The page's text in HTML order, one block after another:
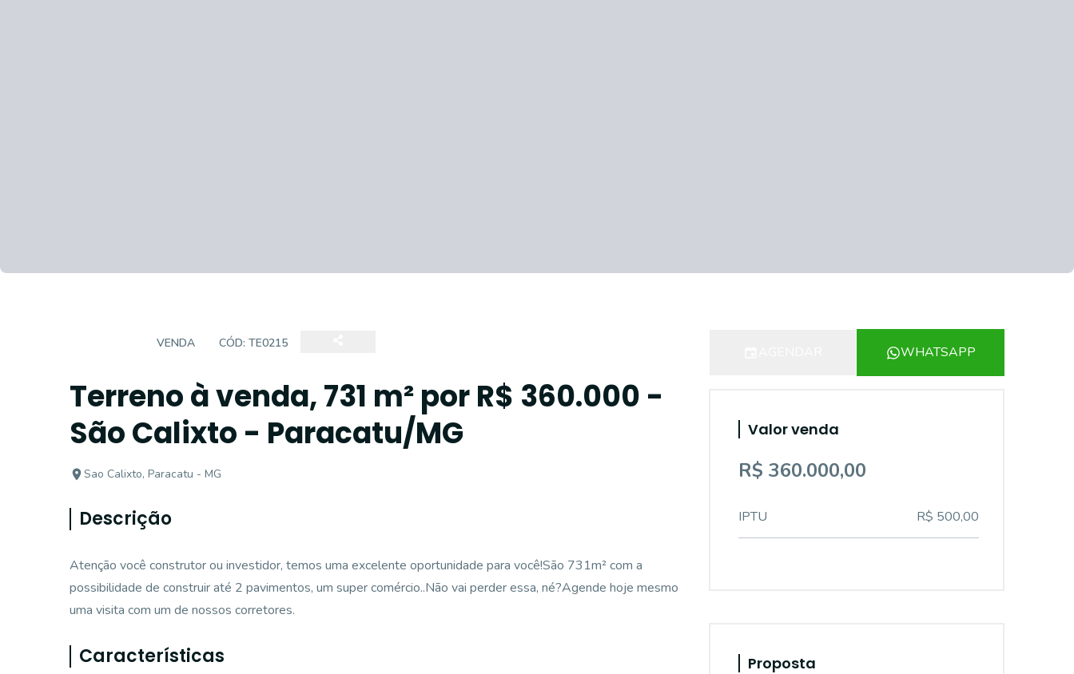
VENDA CÓD: TE0215
Terreno à venda, 731 m² por R$ 360.000 -
São Calixto - Paracatu/MG
Sao Calixto, Paracatu - MG
Descrição
Atenção você construtor ou investidor, temos uma excelente oportunidade para você!São 731m² com a
possibilidade de construir até 2 pavimentos, um super comércio..Não vai perder essa, né?Agende hoje mesmo
uma visita com um de nossos corretores.
Características
WHATSAPP
Valor venda
R$ 360.000,00
IPTU R$ 500,00
Proposta